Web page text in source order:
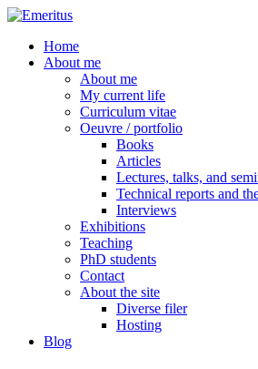
Skip
main
content
search
Menu
Home
About me
About me
My current life
Curriculum vitae
Oeuvre / portfolio
Books
Articles
Lectures, talks, and
Technical reports and
Interviews
Exhibitions
Teaching
PhD students
Contact
About the site
Diverse filer
Hosting
Blog